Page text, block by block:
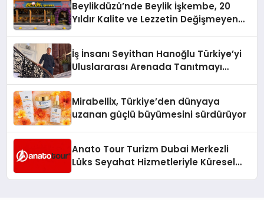
Beylikdüzü’nde Beylik İşkembe, 20
Yıldır Kalite ve Lezzetin Değişmeyen
İş İnsanı Seyithan Hanoğlu Türkiye’yi
Uluslararası Arenada Tanıtmayı
Mirabellix, Türkiye’den dünyaya
uzanan güçlü büyümesini sürdürüyor
Anato Tour Turizm Dubai Merkezli
Lüks Seyahat Hizmetleriyle Küresel